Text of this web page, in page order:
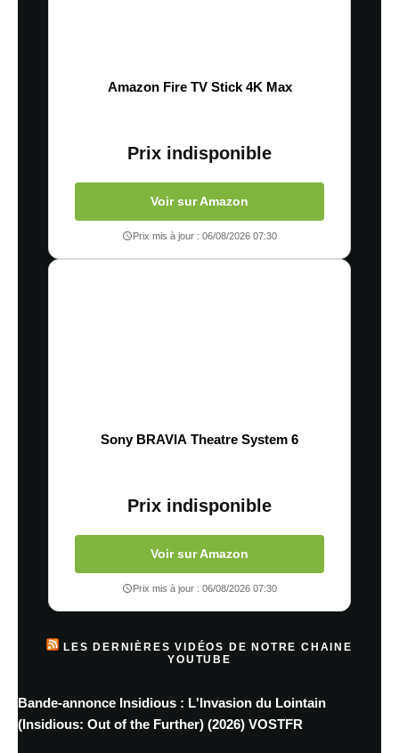
Amazon Fire TV Stick 4K Max
Prix indisponible
Voir sur Amazon
Prix mis à jour : 06/08/2026 07:30
Sony BRAVIA Theatre System 6
Prix indisponible
Voir sur Amazon
Prix mis à jour : 06/08/2026 07:30
LES DERNIÈRES VIDÉOS DE NOTRE CHAINE
YOUTUBE
Bande-annonce Insidious : L'Invasion du Lointain
(Insidious: Out of the Further) (2026) VOSTFR